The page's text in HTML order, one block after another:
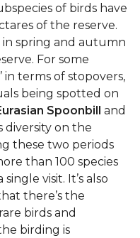
of birds have
of the reserve.
spring and autumn
For some
in terms of stopovers,
being spotted on
Spoonbill and
diversity on the
these two periods
than 100 species
visit. It’s also
there’s the
birds and
birding is